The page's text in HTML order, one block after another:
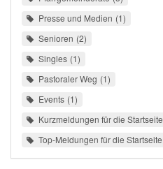
Presse und Medien 1
Senioren 2
Singles 1
Pastoraler Weg 1
Events 1
Kurzmeldungen für die Startseite
Top-Meldungen für die Startseite